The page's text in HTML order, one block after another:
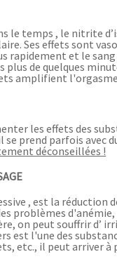
le temps , le nitrite
Ses effets sont
rapidement et le
de quelques
amplifient
les effets des
prend parfois avec
déconseillées !
, est la réduction
problèmes
on peut souffrir d’
est l'une des
etc., il peut arriver à